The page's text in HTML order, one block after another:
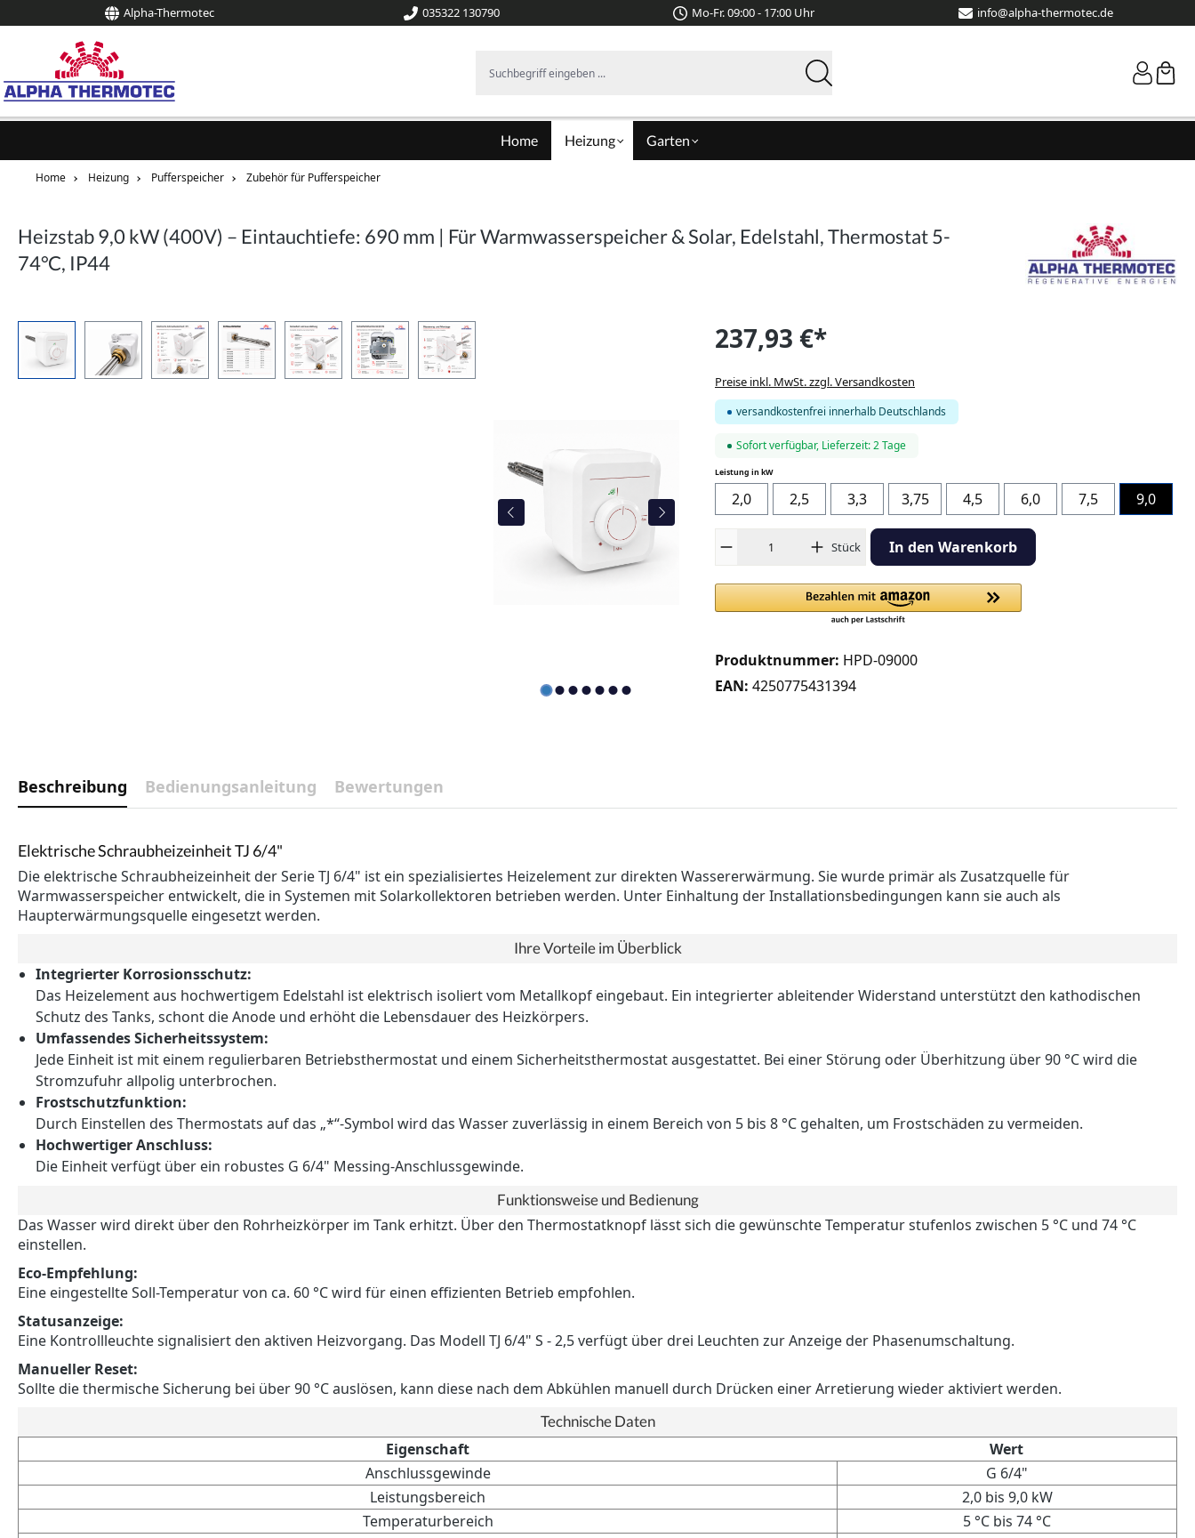
Zur Hauptnavigation springen
Alpha-Thermotec 035322 130790 Mo-Fr. 09:00 - 17:00 Uhr info@alpha-thermotec.de
Home Heizung Garten
Home Heizung Pufferspeicher Zubehör für Pufferspeicher
Heizstab 9,0 kW (400V) – Eintauchtiefe: 690 mm | Für Warmwasserspeicher & Solar, Edelstahl, Thermostat 5-
74°C, IP44
Bildergalerie überspringen 237,93 €*
Preise inkl. MwSt. zzgl. Versandkosten
versandkostenfrei innerhalb Deutschlands
Sofort verfügbar, Lieferzeit: 2 Tage
Leistung in kWauswählen
2,0 2,5 3,3 3,75 4,5 6,0 7,5 9,0
Produkt Anzahl: Gib den gewünschten Wert ein oder benutze die
Stück In den Warenkorb
Produktnummer: HPD-09000
EAN: 4250775431394
Beschreibung Bedienungsanleitung Bewertungen
Elektrische Schraubheizeinheit TJ 6/4"
Die elektrische Schraubheizeinheit der Serie TJ 6/4" ist ein spezialisiertes Heizelement zur direkten Wassererwärmung. Sie wurde primär als Zusatzquelle für
Warmwasserspeicher entwickelt, die in Systemen mit Solarkollektoren betrieben werden. Unter Einhaltung der Installationsbedingungen kann sie auch als
Haupterwärmungsquelle eingesetzt werden.
Ihre Vorteile im Überblick
Integrierter Korrosionsschutz:
Das Heizelement aus hochwertigem Edelstahl ist elektrisch isoliert vom Metallkopf eingebaut. Ein integrierter ableitender Widerstand unterstützt den kathodischen
Schutz des Tanks, schont die Anode und erhöht die Lebensdauer des Heizkörpers.
Umfassendes Sicherheitssystem:
Jede Einheit ist mit einem regulierbaren Betriebsthermostat und einem Sicherheitsthermostat ausgestattet. Bei einer Störung oder Überhitzung über 90 °C wird die
Stromzufuhr allpolig unterbrochen.
Frostschutzfunktion:
Durch Einstellen des Thermostats auf das „*“-Symbol wird das Wasser zuverlässig in einem Bereich von 5 bis 8 °C gehalten, um Frostschäden zu vermeiden.
Hochwertiger Anschluss:
Die Einheit verfügt über ein robustes G 6/4" Messing-Anschlussgewinde.
Funktionsweise und Bedienung
Das Wasser wird direkt über den Rohrheizkörper im Tank erhitzt. Über den Thermostatknopf lässt sich die gewünschte Temperatur stufenlos zwischen 5 °C und 74 °C
einstellen.
Eco-Empfehlung:
Eine eingestellte Soll-Temperatur von ca. 60 °C wird für einen effizienten Betrieb empfohlen.
Statusanzeige:
Eine Kontrollleuchte signalisiert den aktiven Heizvorgang. Das Modell TJ 6/4" S - 2,5 verfügt über drei Leuchten zur Anzeige der Phasenumschaltung.
Manueller Reset:
Sollte die thermische Sicherung bei über 90 °C auslösen, kann diese nach dem Abkühlen manuell durch Drücken einer Arretierung wieder aktiviert werden.
Technische Daten
Eigenschaft
Wert
Anschlussgewinde
G 6/4"
Leistungsbereich
2,0 bis 9,0 kW
Temperaturbereich
5 °C bis 74 °C